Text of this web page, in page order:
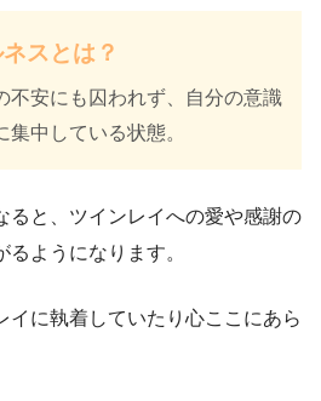
スとは？
不安にも囚われず、自分の意識
中している状態。
ると、ツインレイへの愛や感謝の
ようになります。
イに執着していたり心ここにあら